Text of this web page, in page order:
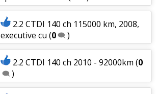
2.2 CTDI 140 ch 115000 km, 2008,
executive cu (0 )
2.2 CTDI 140 ch 2010 - 92000km (0
)